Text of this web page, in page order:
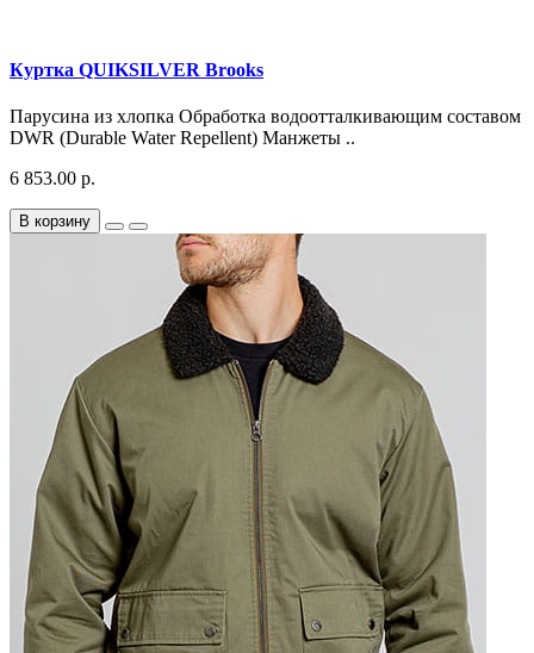
Куртка QUIKSILVER Brooks
Парусина из хлопка Обработка водоотталкивающим составом
DWR (Durable Water Repellent) Манжеты ..
6 853.00 р.
В корзину